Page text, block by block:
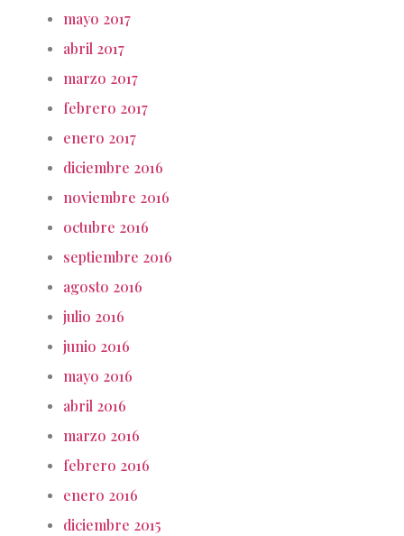
mayo 2017
abril 2017
marzo 2017
febrero 2017
enero 2017
diciembre 2016
noviembre 2016
octubre 2016
septiembre 2016
agosto 2016
julio 2016
junio 2016
mayo 2016
abril 2016
marzo 2016
febrero 2016
enero 2016
diciembre 2015